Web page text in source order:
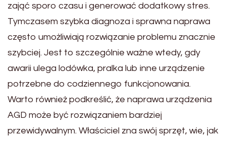
zająć sporo czasu i generować dodatkowy stres.
Tymczasem szybka diagnoza i sprawna naprawa
często umożliwiają rozwiązanie problemu znacznie
szybciej. Jest to szczególnie ważne wtedy, gdy
awarii ulega lodówka, pralka lub inne urządzenie
potrzebne do codziennego funkcjonowania.
Warto również podkreślić, że naprawa urządzenia
AGD może być rozwiązaniem bardziej
przewidywalnym. Właściciel zna swój sprzęt, wie, jak